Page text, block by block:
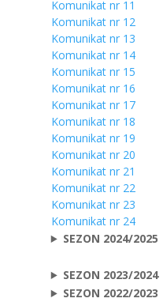
Komunikat nr 11
Komunikat nr 12
Komunikat nr 13
Komunikat nr 14
Komunikat nr 15
Komunikat nr 16
Komunikat nr 17
Komunikat nr 18
Komunikat nr 19
Komunikat nr 20
Komunikat nr 21
Komunikat nr 22
Komunikat nr 23
Komunikat nr 24
SEZON 2024/2025
SEZON 2023/2024
SEZON 2022/2023